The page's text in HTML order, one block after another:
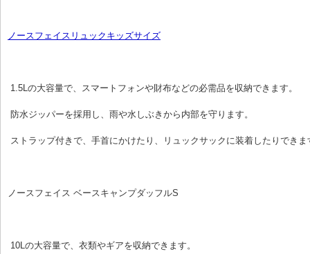
ノースフェイスリュックキッズサイズ
1.5Lの大容量で、スマートフォンや財布などの必需品を収納できます。
防水ジッパーを採用し、雨や水しぶきから内部を守ります。
ストラップ付きで、手首にかけたり、リュックサックに装着したりできま
ノースフェイス ベースキャンプダッフルS
10Lの大容量で、衣類やギアを収納できます。